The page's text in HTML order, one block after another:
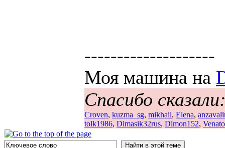
--------------------
Моя машина на
Спасибо
Croven, kuzma_sg, mikhail, Elena,
tolk1986, Dimasik32rus, Dimon152,